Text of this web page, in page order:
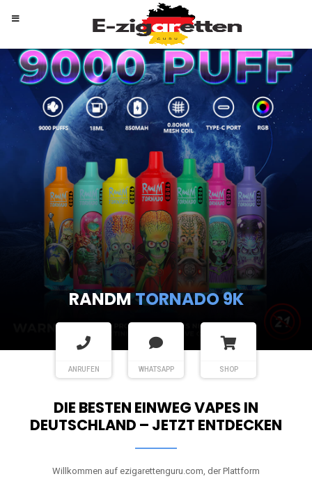
RANDMTORNADO 9K
ANRUFEN WHATSAPP SHOP
DIE BESTEN EINWEG VAPES IN
DEUTSCHLAND – JETZT ENTDECKEN
Willkommen auf ezigarettenguru.com, der Plattform